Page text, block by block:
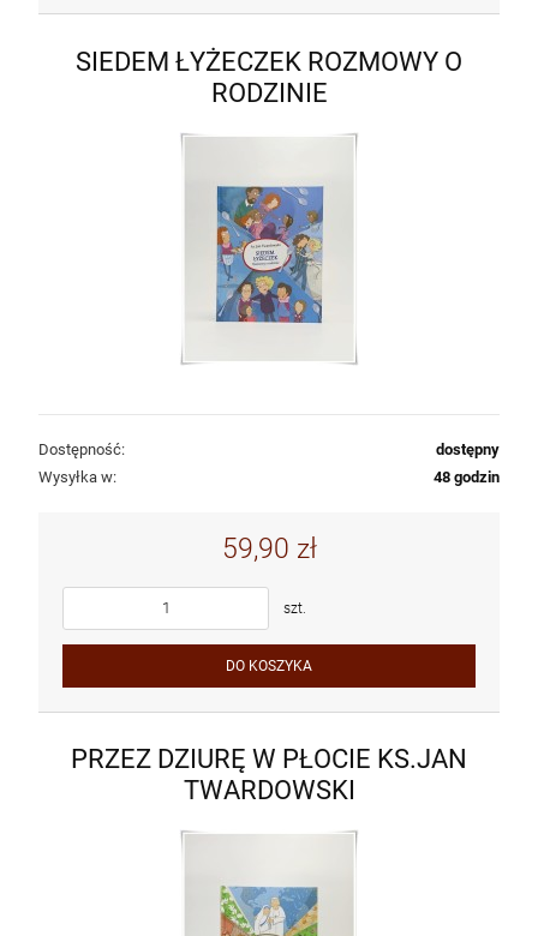
SIEDEM ŁYŻECZEK ROZMOWY O
RODZINIE
Dostępność:
dostępny
Wysyłka w:
48 godzin
59,90 zł
szt.
DO KOSZYKA
PRZEZ DZIURĘ W PŁOCIE KS.JAN
TWARDOWSKI